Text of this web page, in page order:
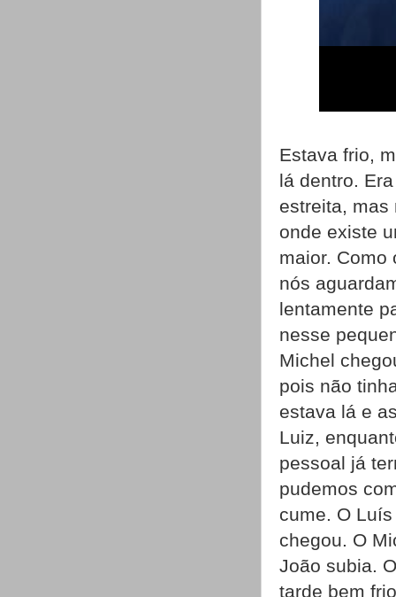
Estava frio,
lá dentro.
estreita, mas
onde existe
maior. Como
nós
lentamente
nesse
Michel
pois não
estava lá e
Luiz,
pessoal já
pudemos
cume. O
chegou. O
João subia.
tarde bem